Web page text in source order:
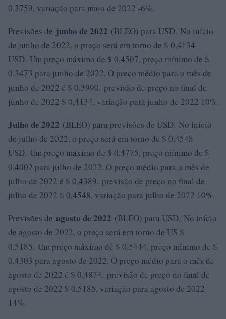
0,3759, variação para maio de 2022 -6%.
Previsões de junho de 2022 (BLEO) para USD. No início
de junho de 2022, o preço será em torno de $ 0,4134
USD. Um preço máximo de $ 0,4507, preço mínimo de $
0,3473 para junho de 2022. O preço médio para o mês de
junho de 2022 é $ 0,3990. previsão de preço no final de
junho de 2022 $ 0,4134, variação para junho de 2022 10%.
Julho de 2022 (BLEO) para previsões de USD. No início
de julho de 2022, o preço será em torno de $ 0,4548
USD. Um preço máximo de $ 0,4775, preço mínimo de $
0,4002 para julho de 2022. O preço médio para o mês de
julho de 2022 é $ 0,4389. previsão de preço no final de
julho de 2022 $ 0,4548, variação para julho de 2022 10%.
Previsões de agosto de 2022 (BLEO) para USD. No início
de agosto de 2022, o preço será em torno de US $
0,5185. Um preço máximo de $ 0,5444, preço mínimo de $
0,4303 para agosto de 2022. O preço médio para o mês de
agosto de 2022 é $ 0,4874. previsão de preço no final de
agosto de 2022 $ 0,5185, variação para agosto de 2022
14%.